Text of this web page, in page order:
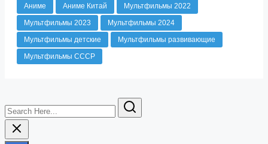
Аниме Аниме Китай
Мультфильмы 2022
Мультфильмы 2023
Мультфильмы 2024
Мультфильмы детские
Мультфильмы развивающие
Мультфильмы СССР
Search
Here...